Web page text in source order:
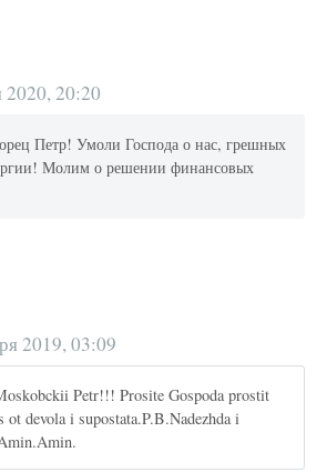
2020, 20:20
Петр! Умоли Господа о нас, грешных
Молим о решении финансовых
2019, 03:09
Petr!!! Prosite Gospoda prostit
devola i supostata.P.B.Nadezhda i